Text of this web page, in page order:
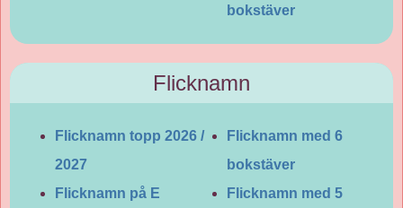
bokstäver
Flicknamn
Flicknamn topp 2026 /
2027
Flicknamn på E
Flicknamn med 6
bokstäver
Flicknamn med 5